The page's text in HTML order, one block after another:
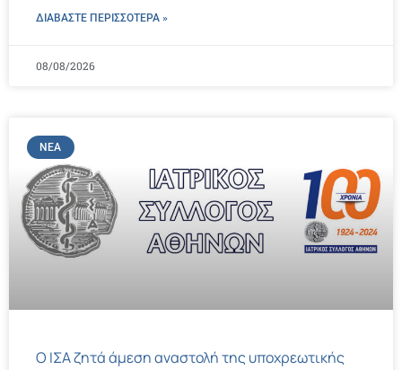
ΔΙΑΒΑΣΤΕ ΠΕΡΙΣΣΌΤΕΡΑ »
08/08/2026
ΝΈΑ
Ο ΙΣΑ ζητά άμεση αναστολή της υποχρεωτικής